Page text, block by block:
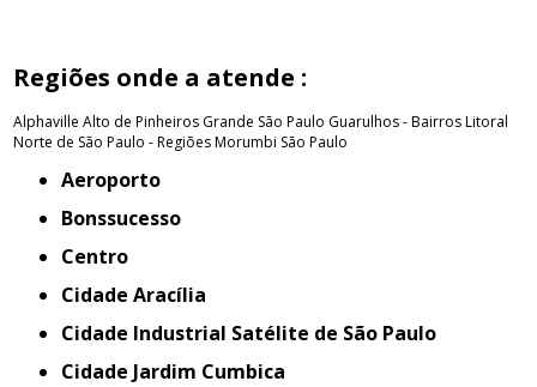
Regiões onde a atende :
Alphaville Alto de Pinheiros Grande São Paulo Guarulhos - BairrosLitoral
Norte de São Paulo - RegiõesMorumbi São Paulo
Aeroporto
Bonssucesso
Centro
Cidade Aracília
Cidade Industrial Satélite de São Paulo
Cidade Jardim Cumbica